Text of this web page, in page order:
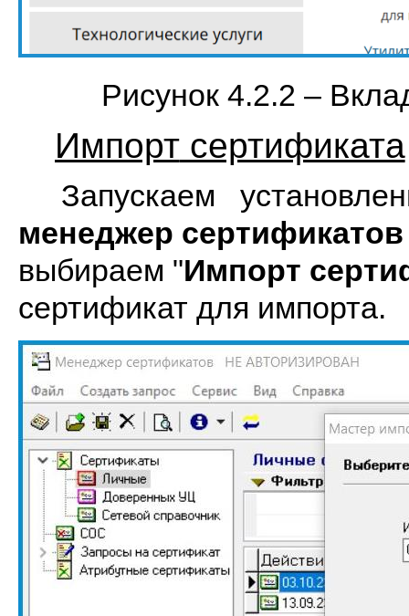
Рисунок 4.2.2 –
Импортсертификата
Запускаем
менеджер
выбираем "Импорт
сертификат для импорта.